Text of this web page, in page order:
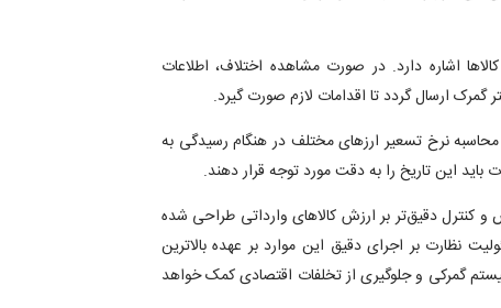
اشاره دارد. در صورت مشاهده اختلاف، اطلاعات
گمرک ارسال گردد تا اقدامات لازم صورت گیرد.
محاسبه نرخ تسعیر ارزهای مختلف در هنگام رسیدگی به
باید این تاریخ را به دقت مورد توجه قرار دهند.
و کنترل دقیق‌تر بر ارزش کالاهای وارداتی طراحی شده
نظارت بر اجرای دقیق این موارد بر عهده بالاترین
گمرکی و جلوگیری از تخلفات اقتصادی کمک خواهد